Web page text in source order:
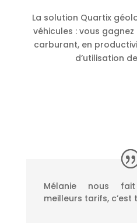
La solution Quartix
véhicules : vous
carburant, en
d’utilisation
Mélanie nous
meilleurs tarifs, c’est